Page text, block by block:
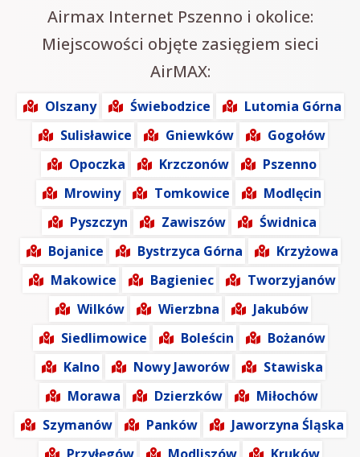
Airmax Internet Pszenno i okolice:
Miejscowości objęte zasięgiem sieci
AirMAX:
Olszany Świebodzice
Lutomia Górna
Sulisławice
Gniewków
Gogołów
Opoczka
Krzczonów
Pszenno
Mrowiny
Tomkowice
Modlęcin
Pyszczyn
Zawiszów
Świdnica
Bojanice
Bystrzyca Górna
Krzyżowa
Makowice
Bagieniec
Tworzyjanów
Wilków
Wierzbna
Jakubów
Siedlimowice
Boleścin
Bożanów
Kalno
Nowy Jaworów
Stawiska
Morawa
Dzierzków
Miłochów
Szymanów
Panków
Jaworzyna Śląska